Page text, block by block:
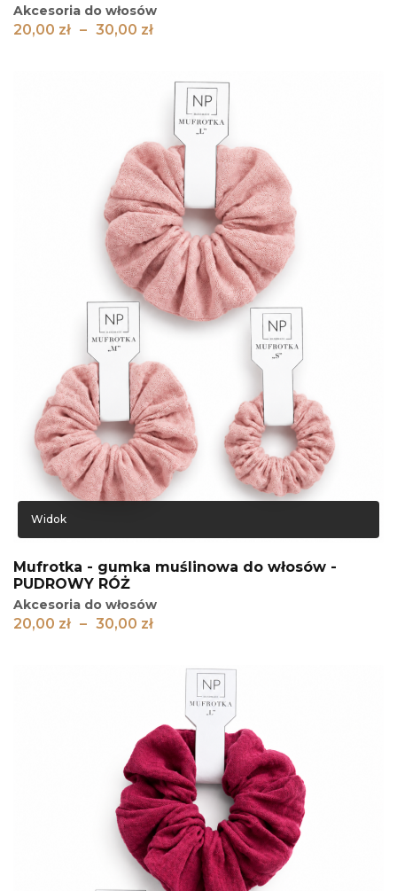
Akcesoria do włosów
20,00 zł – 30,00 zł
Zakres
Widok
Mufrotka - gumka muślinowa do włosów -
PUDROWY RÓŻ
Akcesoria do włosów
20,00 zł – 30,00 zł
Zakres
cen: